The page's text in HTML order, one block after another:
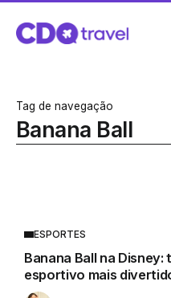
Tag de navegação
Banana Ball
ESPORTES
Banana Ball na
esportivo mais